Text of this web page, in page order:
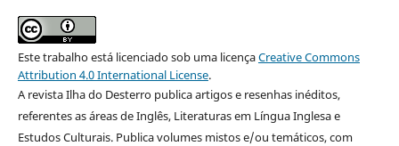
Este trabalho está licenciado sob uma licençaCreative Commons
Attribution 4.0 International License.
A revista Ilha do Desterro publica artigos e resenhas inéditos,
referentes as áreas de Inglês, Literaturas em Língua Inglesa e
Estudos Culturais. Publica volumes mistos e/ou temáticos, com